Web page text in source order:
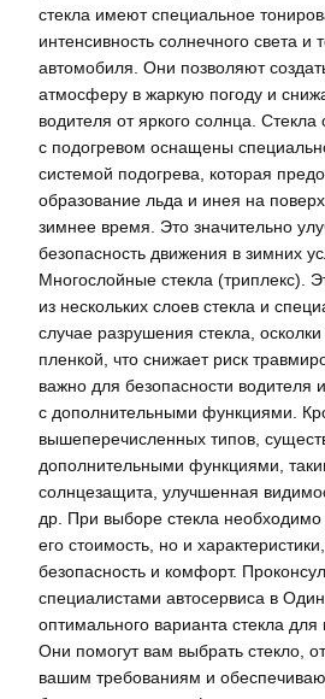
стекла имеют специальное
интенсивность солнечного света и
автомобиля. Они позволяют
атмосферу в жаркую погоду и
водителя от яркого солнца.
с подогревом оснащены
системой подогрева, которая
образование льда и инея на
зимнее время. Это значительно
безопасность движения в зимних
Многослойные стекла (триплекс).
из нескольких слоев стекла и
случае разрушения стекла,
пленкой, что снижает риск
важно для безопасности водителя
с дополнительными функциями.
вышеперечисленных типов,
дополнительными функциями,
солнцезащита, улучшенная
др. При выборе стекла необходимо
его стоимость, но и
безопасность и комфорт.
специалистами автосервиса в
оптимального варианта стекла для
Они помогут вам выбрать стекло,
вашим требованиям и